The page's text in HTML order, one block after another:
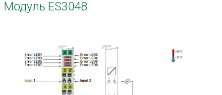
Модуль ES3048